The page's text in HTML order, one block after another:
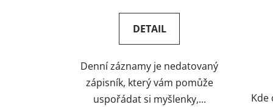
je
5,0
5
hvězdiček.
DETAIL
Denní záznamy je nedatovaný
zápisník, který vám pomůže
uspořádat si myšlenky,...
Kde